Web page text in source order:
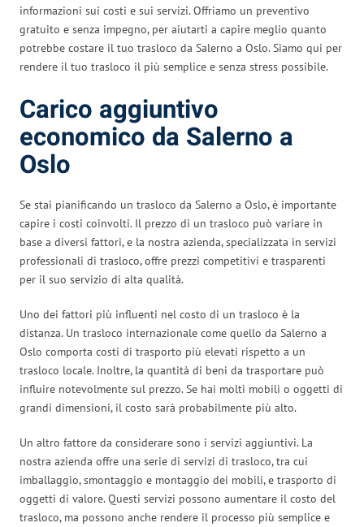
informazioni sui costi e sui servizi. Offriamo un preventivo
gratuito e senza impegno, per aiutarti a capire meglio quanto
potrebbe costare il tuo trasloco da Salerno a Oslo. Siamo qui per
rendere il tuo trasloco il più semplice e senza stress possibile.
Carico aggiuntivo
economico da Salerno a
Oslo
Se stai pianificando un trasloco da Salerno a Oslo, è importante
capire i costi coinvolti. Il prezzo di un trasloco può variare in
base a diversi fattori, e la nostra azienda, specializzata in servizi
professionali di trasloco, offre prezzi competitivi e trasparenti
per il suo servizio di alta qualità.
Uno dei fattori più influenti nel costo di un trasloco è la
distanza. Un trasloco internazionale come quello da Salerno a
Oslo comporta costi di trasporto più elevati rispetto a un
trasloco locale. Inoltre, la quantità di beni da trasportare può
influire notevolmente sul prezzo. Se hai molti mobili o oggetti di
grandi dimensioni, il costo sarà probabilmente più alto.
Un altro fattore da considerare sono i servizi aggiuntivi. La
nostra azienda offre una serie di servizi di trasloco, tra cui
imballaggio, smontaggio e montaggio dei mobili, e trasporto di
oggetti di valore. Questi servizi possono aumentare il costo del
trasloco, ma possono anche rendere il processo più semplice e